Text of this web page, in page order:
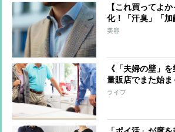
【これ買ってよ
化！「汗臭」「
ィックタイプの男
美容
《「夫婦の壁」
量販店でまた始
をすぐに終わらせ
ライフ